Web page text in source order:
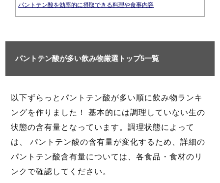
パントテン酸を効率的に摂取できる料理や食事内容
パントテン酸が多い飲み物厳選トップ5一覧
以下ずらっとパントテン酸が多い順に飲み物ランキ
ングを作りました！ 基本的には調理していない生の
状態の含有量となっています。調理状態によって
は、 パントテン酸の含有量が変化するため、詳細の
パントテン酸含有量については、各食品・食材のリ
ンクで確認してください。